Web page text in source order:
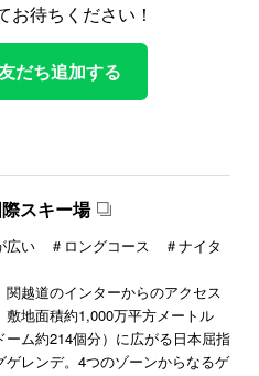
お待ちください！
だち追加する
スキー場
広い ＃ロングコース ＃ナイタ
関越道のインターからのアクセス
敷地面積約1,000万平方メートル
ーム約214個分）に広がる日本屈指
ゲレンデ。4つのゾーンからなるゲ